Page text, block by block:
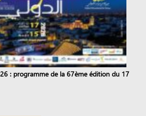
: programme de la 67ème édition du 17